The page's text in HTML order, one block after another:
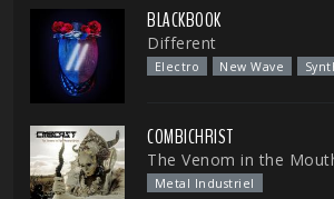
BLACKBOOK
Different
Electro New Wave
COMBICHRIST
The Venom in the
Metal Industriel